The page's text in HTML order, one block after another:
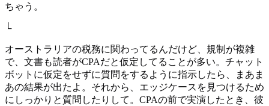
ちゃう。
└
オーストラリアの税務に関わってるんだけど、規制が複雑
で、文書も読者がCPAだと仮定してることが多い。チャット
ボットに仮定をせずに質問をするように指示したら、まあま
あの結果が出たよ。それから、エッジケースを見つけるため
にしっかりと質問したりして。CPAの前で実演したとき、彼